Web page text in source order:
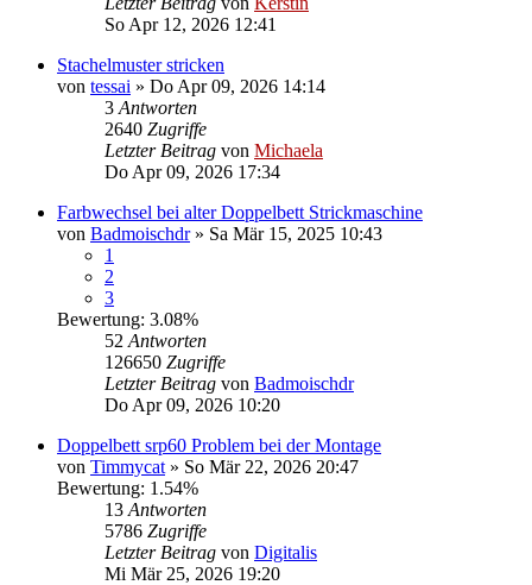
So Apr 12, 2026 12:41
Stachelmuster stricken
von tessai » Do Apr 09, 2026 14:14
3 Antworten
2640 Zugriffe
Letzter Beitrag von Michaela
Do Apr 09, 2026 17:34
Farbwechsel bei alter Doppelbett Strickmaschine
von Badmoischdr» Sa Mär 15, 2025 10:43
1
2
3
Bewertung: 3.08%
52 Antworten
126650 Zugriffe
Letzter Beitrag von Badmoischdr
Do Apr 09, 2026 10:20
Doppelbett srp60 Problem bei der Montage
von Timmycat » So Mär 22, 2026 20:47
Bewertung: 1.54%
13 Antworten
5786 Zugriffe
Letzter Beitrag von Digitalis
Mi Mär 25, 2026 19:20